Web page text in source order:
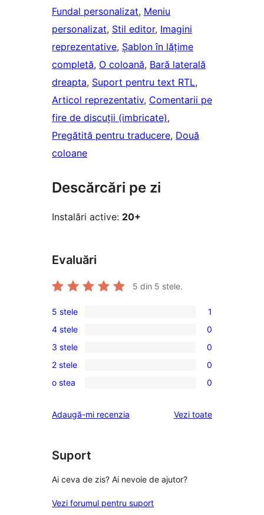
Fundal personalizat, Meniu
personalizat, Stil editor, Imagini
reprezentative, Șablon în lățime
completă, O coloană, Bară laterală
dreapta, Suport pentru text RTL
Articol reprezentativ, Comentarii pe
fire de discuții (imbricate)
Pregătită pentru traducere, Două
coloane
Descărcări pe zi
Instalări active: 20+
Evaluări
5 din 5 stele.
1
5
–
recenzie
(stele)
5 stele 1
0
4
–
recenzii
4 stele 0
0
3
–
(stele)
3 stele 0
0
2
recenzii
2 stele 0
0
–
(stele)
o stea 0
Adaugă-mi recenzia Vezi toaterecenziile
Suport
Ai ceva de zis? Ai nevoie de ajutor?
Vezi forumul pentru suport